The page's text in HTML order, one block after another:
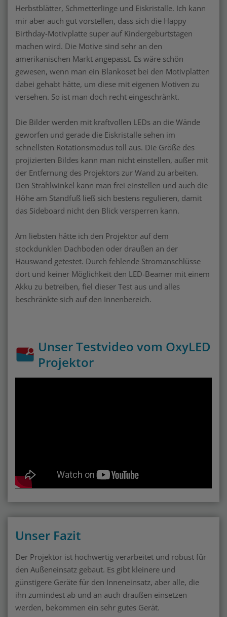
Herbstblätter, Schmetterlinge und Eiskristalle. Ich kann
mir aber auch gut vorstellen, dass sich die Happy
Birthday-Motivplatte super auf Kindergeburtstagen
machen wird. Die Motive sind sehr an den
amerikanischen Markt angepasst. Es wäre schön
gewesen, wenn man ein Blankoset bei den Motivplatten
dabei gehabt hätte, um diese mit eigenen Motiven zu
versehen. So ist man doch recht eingeschränkt.
Die Bilder werden mit kraftvollen LEDs an die Wände
geworfen und gerade die Eiskristalle sehen im
schnellsten Rotationsmodus toll aus. Die Größe des
projizierten Bildes kann man nicht einstellen, außer mit
der Entfernung des Projektors zur Wand zu arbeiten.
Den Strahlwinkel kann man frei einstellen und auch die
Höhe am Standfuß ließ sich bestens regulieren, damit
das Sideboard nicht den Blick versperren kann.
Am liebsten hätte ich den Projektor auf dem
stockdunklen Dachboden oder draußen an der
Hauswand getestet. Durch fehlende Stromanschlüsse
dort und keiner Möglichkeit den LED-Beamer mit einem
Akku zu betreiben, fiel dieser Test aus und alles
beschränkte sich auf den Innenbereich.
Unser Testvideo vom OxyLED
Projektor
Unser Fazit
Der Projektor ist hochwertig verarbeitet und robust für
den Außeneinsatz gebaut. Es gibt kleinere und
günstigere Geräte für den Inneneinsatz, aber alle, die
ihn zumindest ab und an auch draußen einsetzen
werden, bekommen ein sehr gutes Gerät.